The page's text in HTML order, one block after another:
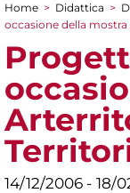
Tu sei qui
Home > Didattica >
occasione della
14/12/2006 - 18/